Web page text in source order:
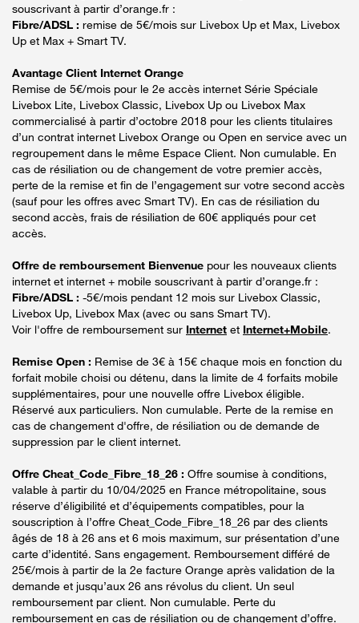
souscrivant à partir d’orange.fr :
Fibre/ADSL : remise de 5€/mois sur Livebox Up et Max, Livebox
Up et Max + Smart TV.
Avantage Client Internet Orange
Remise de 5€/mois pour le 2e accès internet Série Spéciale
Livebox Lite, Livebox Classic, Livebox Up ou Livebox Max
commercialisé à partir d’octobre 2018 pour les clients titulaires
d’un contrat internet Livebox Orange ou Open en service avec un
regroupement dans le même Espace Client. Non cumulable. En
cas de résiliation ou de changement de votre premier accès,
perte de la remise et fin de l’engagement sur votre second accès
(sauf pour les offres avec Smart TV). En cas de résiliation du
second accès, frais de résiliation de 60€ appliqués pour cet
accès.
Offre de remboursement Bienvenue pour les nouveaux clients
internet et internet + mobile souscrivant à partir d’orange.fr :
Fibre/ADSL : -5€/mois pendant 12 mois sur Livebox Classic,
Livebox Up, Livebox Max (avec ou sans Smart TV).
Voir l'offre de remboursement sur Internet et Internet+Mobile.
Remise Open : Remise de 3€ à 15€ chaque mois en fonction du
forfait mobile choisi ou détenu, dans la limite de 4 forfaits mobile
supplémentaires, pour une nouvelle offre Livebox éligible.
Réservé aux particuliers. Non cumulable. Perte de la remise en
cas de changement d'offre, de résiliation ou de demande de
suppression par le client internet.
Offre Cheat_Code_Fibre_18_26 : Offre soumise à conditions,
valable à partir du 10/04/2025 en France métropolitaine, sous
réserve d’éligibilité et d’équipements compatibles, pour la
souscription à l’offre Cheat_Code_Fibre_18_26 par des clients
âgés de 18 à 26 ans et 6 mois maximum, sur présentation d’une
carte d’identité. Sans engagement. Remboursement différé de
25€/mois à partir de la 2e facture Orange après validation de la
demande et jusqu’aux 26 ans révolus du client. Un seul
remboursement par client. Non cumulable. Perte du
remboursement en cas de résiliation ou de changement d’offre.